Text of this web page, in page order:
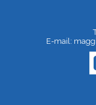
E-mail: